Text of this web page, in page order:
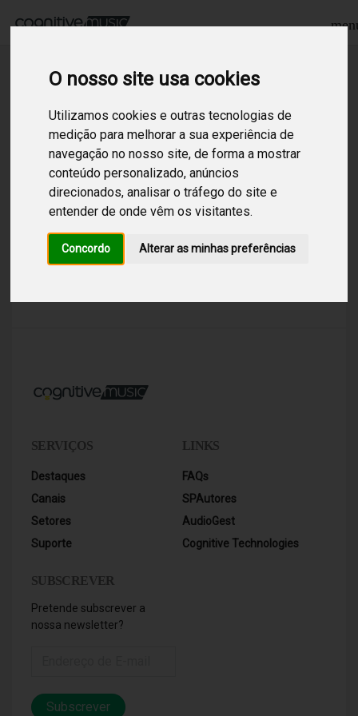
O nosso site usa cookies
Utilizamos cookies e outras tecnologias de
medição para melhorar a sua experiência de
navegação no nosso site, de forma a mostrar
conteúdo personalizado, anúncios
direcionados, analisar o tráfego do site e
entender de onde vêm os visitantes.
Concordo Alterar as minhas preferências
Procurar
Resultados encontrados para: sophisticated
Sophisticated Chill Pop
Canal construído com Chill out internacional,
incluindo instrumentais sem voz, com ritmo
SERVIÇOS
Destaques
Canais
Setores
Suporte
LINKS
FAQs
SPAutores
AudioGest
Cognitive Technologies
SUBSCREVER
Pretende subscrever a
nossa newsletter?
Subscrever